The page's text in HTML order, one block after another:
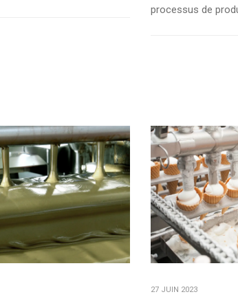
processus de
27 JUIN 2023